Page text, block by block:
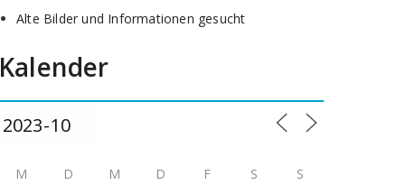
Alte Bilder und Informationen gesucht
Kalender
M D M D F S S